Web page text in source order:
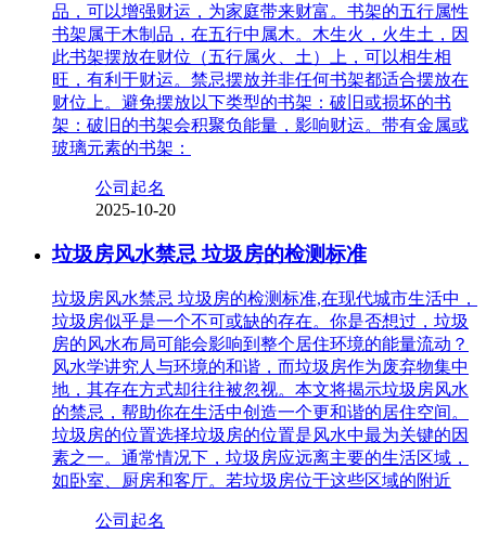
品，可以增强财运，为家庭带来财富。书架的五行属性
书架属于木制品，在五行中属木。木生火，火生土，因
此书架摆放在财位（五行属火、土）上，可以相生相
旺，有利于财运。禁忌摆放并非任何书架都适合摆放在
财位上。避免摆放以下类型的书架：破旧或损坏的书
架：破旧的书架会积聚负能量，影响财运。带有金属或
玻璃元素的书架：
公司起名
2025-10-20
垃圾房风水禁忌 垃圾房的检测标准
垃圾房风水禁忌 垃圾房的检测标准,在现代城市生活中，
垃圾房似乎是一个不可或缺的存在。你是否想过，垃圾
房的风水布局可能会影响到整个居住环境的能量流动？
风水学讲究人与环境的和谐，而垃圾房作为废弃物集中
地，其存在方式却往往被忽视。本文将揭示垃圾房风水
的禁忌，帮助你在生活中创造一个更和谐的居住空间。
垃圾房的位置选择垃圾房的位置是风水中最为关键的因
素之一。通常情况下，垃圾房应远离主要的生活区域，
如卧室、厨房和客厅。若垃圾房位于这些区域的附近
公司起名